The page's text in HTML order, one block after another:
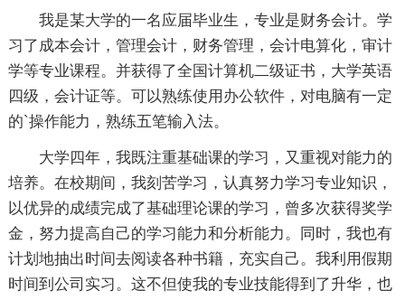
我是某大学的一名应届毕业生，专业是财务会计。学
习了成本会计，管理会计，财务管理，会计电算化，审计
学等专业课程。并获得了全国计算机二级证书，大学英语
四级，会计证等。可以熟练使用办公软件，对电脑有一定
的`操作能力，熟练五笔输入法。
大学四年，我既注重基础课的学习，又重视对能力的
培养。在校期间，我刻苦学习，认真努力学习专业知识，
以优异的成绩完成了基础理论课的学习，曾多次获得奖学
金，努力提高自己的学习能力和分析能力。同时，我也有
计划地抽出时间去阅读各种书籍，充实自己。我利用假期
时间到公司实习。这不但使我的专业技能得到了升华，也